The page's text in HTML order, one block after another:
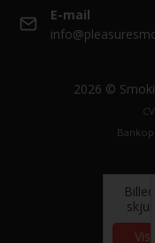
E-mail
2026 ©
Billede
skjult.
Vis